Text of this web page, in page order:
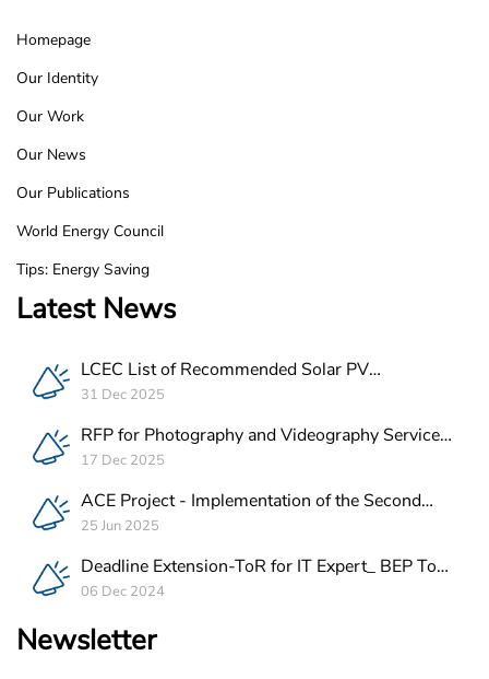
LCEC
Footer
Homepage
Our Identity
Our Work
Our News
Our Publications
World Energy Council
Tips: Energy Saving
Latest News
LCEC List of Recommended Solar PV
Companies in Lebanon
31 Dec 2025
RFP for Photography and Videography Service
Provider for ACE Project in Lebanon
17 Dec 2025
ACE Project - Implementation of the Second
Batch of REEE Measures
25 Jun 2025
Deadline Extension-ToR for IT Expert_ BEP Tool
Integration
06 Dec 2024
Newsletter